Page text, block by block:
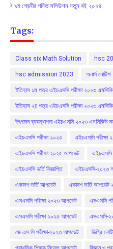
৯ম শ্রেনীর গনিত সলিউশন নতুন বই ২০২৪
Tags:
Class six Math Solution hsc
hsc admission 2023 অনার্স নোটিশ
ইতিহাস ১ম পত্র এইচএসসি পরীক্ষা ২০২৩
ইতিহাস ২য় পত্র এইচএসসি পরীক্ষা ২০২৩
উৎপাদন ব্যবস্থাপনা এইচএসসি ২০২৩ এমসিকিউ
এইচএসসি পরীক্ষা ২০২৩ এইচএসসি
এইচএসসি পরীক্ষা ২০২৫ আপডেট এইচএসসি
এইচএসসি ভর্তি বিজ্ঞাপ্তি এইচএসসি-২০২৩
একাদশ ভর্তি আপডেট একাদশ ভর্তি আপডেট
এসএসসি পরিক্ষা ২০২৩ আপডেট এসএসসি
এসএসসি পরীক্ষা ২০২৫ আপডেট এসএসসি-
জে এস সি পরীক্ষা-২০২৩ আপডেট ডিগ্রি